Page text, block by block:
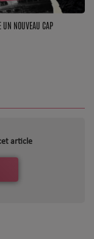
UN NOUVEAU CAP
article